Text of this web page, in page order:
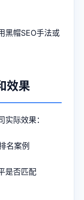
黑帽SEO手法或
效果
际效果：
名案例
是否匹配